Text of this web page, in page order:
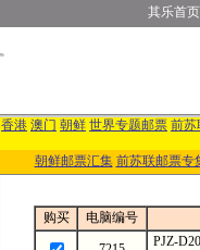
其乐首页
香港 澳门 朝鲜 世界专题邮票 前苏
朝鲜邮票汇集 前苏联邮票专
购买 电脑编号
PJZ-